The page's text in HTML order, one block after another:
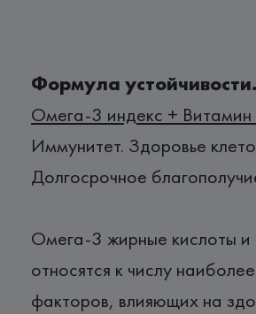
Формула устойчивости.
Омега-3 индекс + Витамин
Иммунитет. Здоровье
Долгосрочное
Омега-3 жирные кислоты и
относятся к числу
факторов, влияющих на